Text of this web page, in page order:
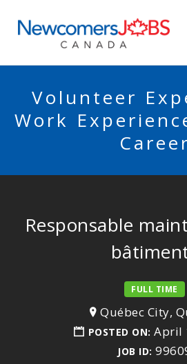
Volunteer
Work
Career
Responsable
FULL TIME
Québec City,
POSTED ON: April
JOB ID: